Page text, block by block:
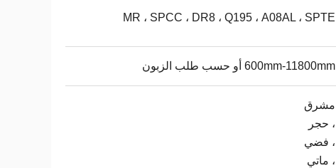
MR ، SPCC ، DR8 ، Q195 ، A08AL ، SPTE
600mm-11800mm أو حسب طلب الزبون
مشرق
، حجر
، فضي
، ماتي